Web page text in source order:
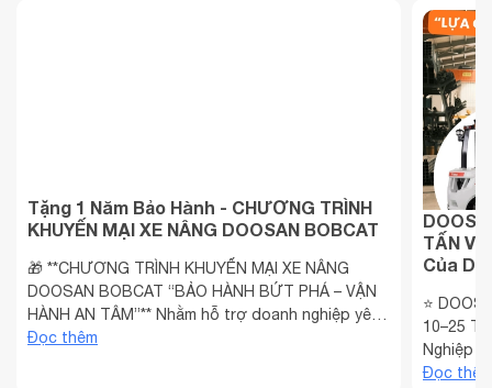
Tặng 1 Năm Bảo Hành - CHƯƠNG TRÌNH
KHUYẾN MẠI XE NÂNG DOOSAN BOBCAT
🎁 **CHƯƠNG TRÌNH KHUYẾN MẠI XE NÂNG
DOOSAN BOBCAT “BẢO HÀNH BỨT PHÁ – VẬN
HÀNH AN TÂM”** Nhằm hỗ trợ doanh nghiệp yên
tâm đầu tư thiết bị nâng hạ trong giai đoạn cao
Đọc thêm
TẤN
Của
⭐
10–25
Nghiệp
kho vận
Đọc thêm